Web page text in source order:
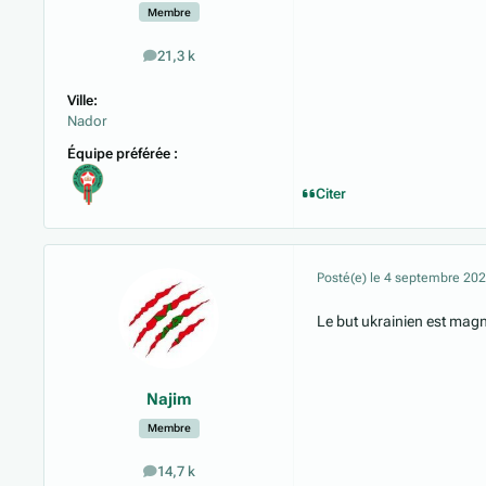
Membre
21,3 k
messages
Ville:
Nador
Équipe préférée :
Citer
Najim
Membre
14,7 k
messages
Posté(e) le 4 septembre
Le but ukrainien est